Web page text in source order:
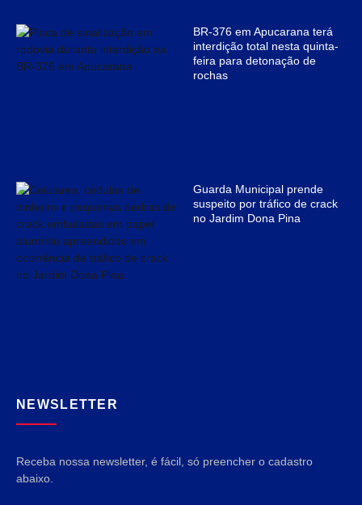
BR-376 em Apucarana terá
interdição total nesta quinta-
feira para detonação de
rochas
Guarda Municipal prende
suspeito por tráfico de crack
no Jardim Dona Pina
NEWSLETTER
Receba nossa newsletter, é fácil, só preencher o cadastro
abaixo.